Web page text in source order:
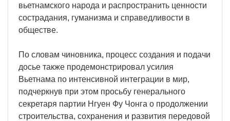
вьетнамского народа и распространить ценности
сострадания, гуманизма и справедливости в
обществе.
По словам чиновника, процесс создания и подачи
досье также продемонстрировал усилия
Вьетнама по интенсивной интеграции в мир,
подчеркнув при этом просьбу генерального
секретаря партии Нгуен Фу Чонга о продолжении
строительства, сохранения и развития передовой